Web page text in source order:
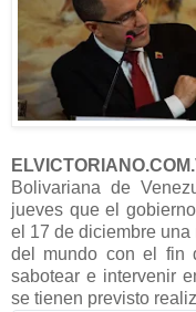
Bolivariana de
jueves que el
el 17 de diciembre
del mundo con el fin
sabotear e intervenir
se tienen previsto